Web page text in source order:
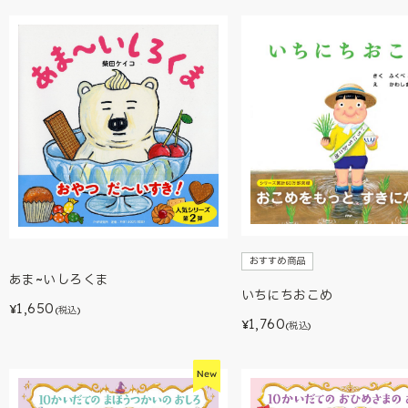
あま~いしろくま
¥1,650 (税込)
おすすめ商品
いちにちおこめ
¥1,760(税込)